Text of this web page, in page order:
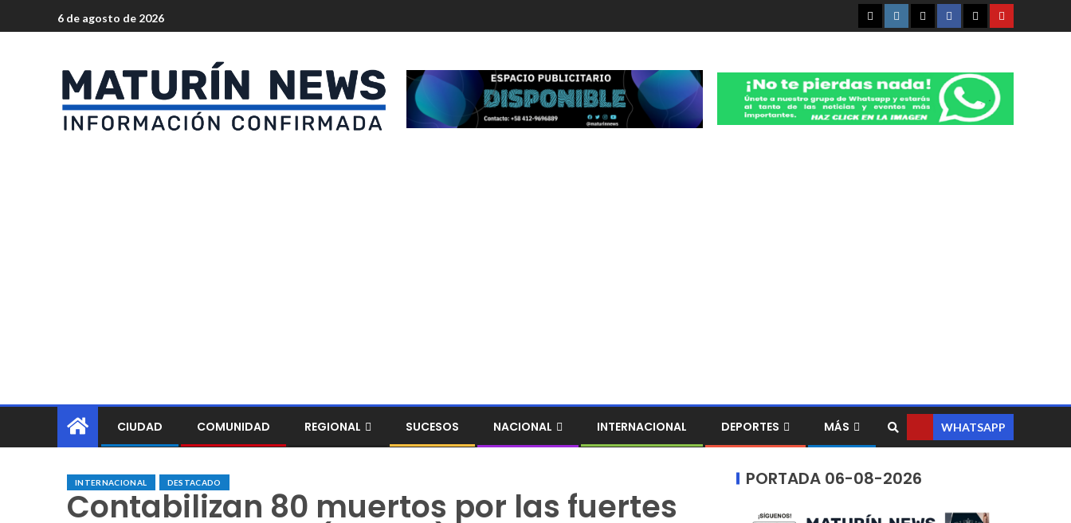
6 de agosto de 2026
CIUDAD COMUNIDAD REGIONAL SUCESOS NACIONAL INTERNACIONAL DEPORTES MÁS WHATSAPP
INTERNACIONAL DESTACADO
Contabilizan 80 muertos por las fuertes
PORTADA 06-08-2026